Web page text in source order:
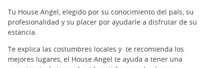
Tu House Angel, elegido por su conocimiento del país, su
profesionalidad y su placer por ayudarle a disfrutar de su
estancia.
Te explica las costumbres locales y te recomienda los
mejores lugares, el House Angel te ayuda a tener una